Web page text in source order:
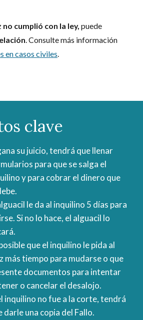
no cumplió con la ley, puede
. Consulte más información
en casos civiles
clave
su juicio, tendrá que llenar
para que se salga el
y para cobrar el dinero que
le da al inquilino 5 días para
Si no lo hace, el alguacil lo
que el inquilino le pida al
más tiempo para mudarse o que
documentos para intentar
o cancelar el desalojo.
inquilino no fue a la corte, tendrá
darle una copia del Fallo.